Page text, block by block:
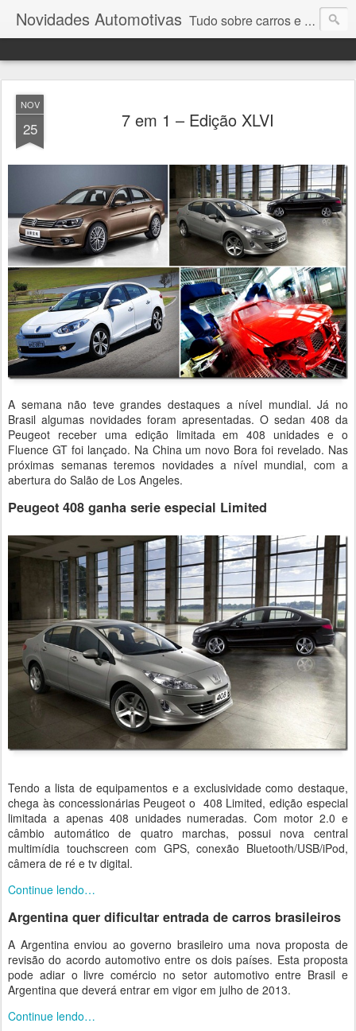
Novidades Automotivas Tudo sobre carros e motores
NOV
25 7 em 1 – Edição XLVI
A semana não teve grandes destaques a nível mundial. Já no
Brasil algumas novidades foram apresentadas. O sedan 408 da
Peugeot receber uma edição limitada em 408 unidades e o
Fluence GT foi lançado. Na China um novo Bora foi revelado. Nas
próximas semanas teremos novidades a nível mundial, com a
abertura do Salão de Los Angeles.
Peugeot 408 ganha serie especial Limited
Tendo a lista de equipamentos e a exclusividade como destaque,
chega às concessionárias Peugeot o 408 Limited, edição especial
limitada a apenas 408 unidades numeradas. Com motor 2.0 e
câmbio automático de quatro marchas, possui nova central
multimídia touchscreen com GPS, conexão Bluetooth/USB/iPod,
câmera de ré e tv digital.
Continue lendo…
Argentina quer dificultar entrada de carros brasileiros
A Argentina enviou ao governo brasileiro uma nova proposta de
revisão do acordo automotivo entre os dois países. Esta proposta
pode adiar o livre comércio no setor automotivo entre Brasil e
Argentina que deverá entrar em vigor em julho de 2013.
Continue lendo…